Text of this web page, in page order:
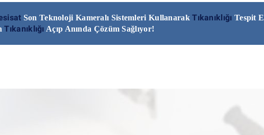
Son Teknoloji Kameralı Sistemleri KullanarakTıkanıklığı Tespit
Tıkanıklığı Açıp Anında Çözüm Sağlıyor!